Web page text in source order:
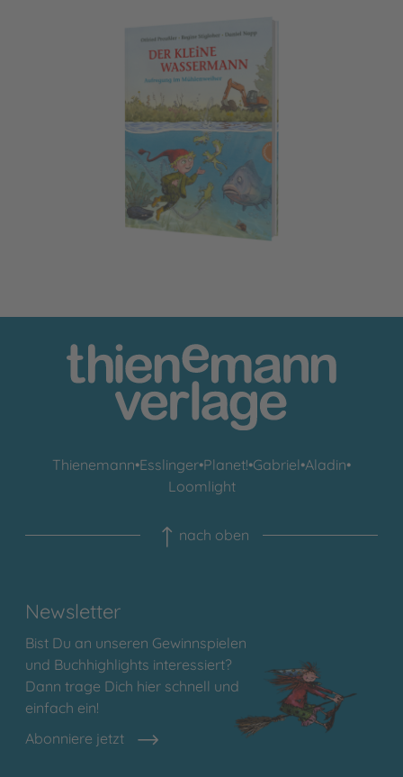
Der kleine Wassermann: Aufregung im Mühlenweiher
Thienemann•Esslinger•Planet!•Gabriel•Aladin•
Loomlight
nach oben
Newsletter
Bist Du an unseren Gewinnspielen
und Buchhighlights interessiert?
Dann trage Dich hier schnell und
einfach ein!
Abonniere jetzt